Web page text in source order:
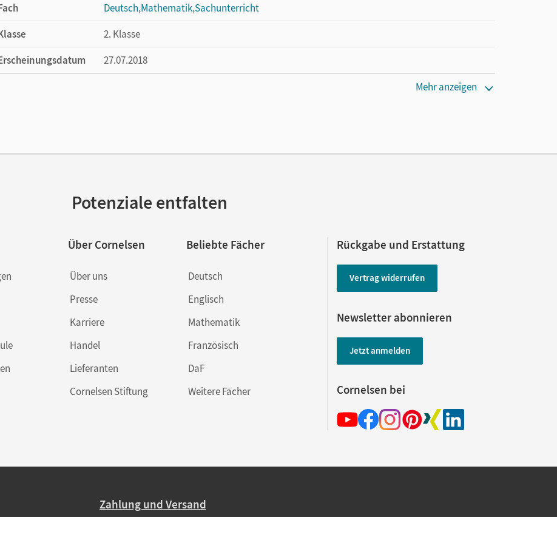
Deutsch,Mathematik,Sachunterricht
2. Klasse
27.07.2018
Mehr anzeigen
Potenziale entfalten
Über Cornelsen
Über uns
Presse
Karriere
Handel
Lieferanten
Cornelsen Stiftung
Beliebte Fächer
Deutsch
Englisch
Mathematik
Französisch
DaF
Weitere Fächer
Rückgabe und Erstattung
Vertrag widerrufen
Newsletter abonnieren
Jetzt anmelden
Cornelsen bei
Zahlung und Versand